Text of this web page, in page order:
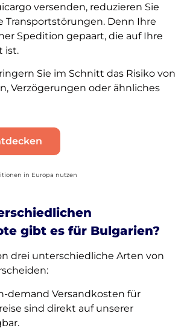
versenden, reduzieren Sie
Transportstörungen. Denn Ihre
Spedition gepaart, die auf Ihre
ist.
Sie im Schnitt das Risiko von
Verzögerungen oder ähnliches
in Europa nutzen
gibt es für Bulgarien?
drei unterschiedliche Arten von
demand Versandkosten für
sind direkt auf unserer